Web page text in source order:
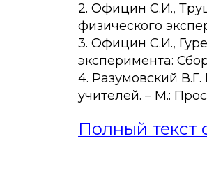
2. Официн С.И.,
физического
3. Официн С.И.,
эксперимента:
4. Разумовский
учителей. – М.:
Полный текст